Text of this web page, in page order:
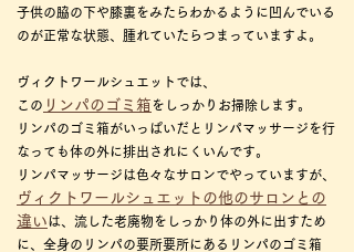
子供の脇の下や膝裏をみたらわかるように凹んでいる
のが正常な状態、腫れていたらつまっていますよ。
ヴィクトワールシュエットでは、
この リンパのゴミ箱 をしっかりお掃除します。
リンパのゴミ箱がいっぱいだとリンパマッサージを行
なっても体の外に排出されにくいんです。
リンパマッサージは色々なサロンでやっていますが、
ヴィクトワールシュエットの他のサロンとの
違いは、流した老廃物をしっかり体の外に出すため
に、全身のリンパの要所要所にあるリンパのゴミ箱